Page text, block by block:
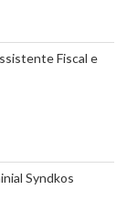
Fiscal e
Syndkos